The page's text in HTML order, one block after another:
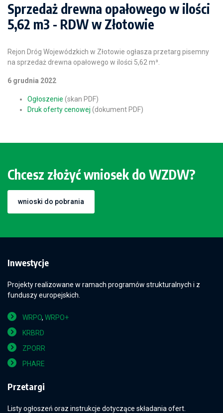
Sprzedaż drewna opałowego w ilości
5,62 m3 - RDW w Złotowie
Rejon Dróg Wojewódzkich w Złotowie ogłasza przetarg pisemny
na sprzedaż drewna opałowego w ilości 5,62 m³.
6 grudnia 2022
Ogłoszenie (skan PDF)
Druk oferty cenowej (dokument PDF)
Chcesz złożyć wniosek do WZDW?
wnioski do pobrania
Inwestycje
Projekty realizowane w ramach programów strukturalnych i z
funduszy europejskich.
WRPO, WRPO+
KRBRD
ZPORR
PHARE
Przetargi
Listy ogłoszeń oraz instrukcje dotyczące składania ofert.